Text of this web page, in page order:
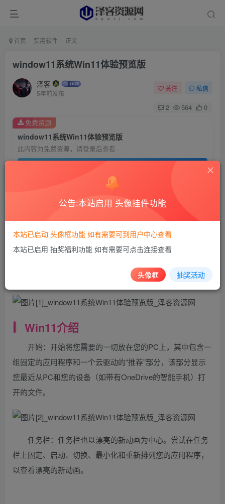
首页 实用软件 正文
window11系统Win11体验预览版
泽客
5年前发布
关注 私信
2 564 0
window11系统Win11体验预览版
此内容为免费资源，请登录后查看
免费资源
Windows11第一个测试版（Insider Preview），的版本号为
22000.51。此版本为第一个测试版，喜欢尝鲜体验的可以下
Win11介绍
开始：开始将您需要的一切放在您的PC上，其中包含一
组固定的应用程序和一个云驱动的“推荐”部分，该部分显示
您最近从PC和您的设备（如带有OneDrive的智能手机）打
开的文件。
任务栏：任务栏也以漂亮的新动画为中心。尝试在任务
栏上固定、启动、切换、最小化和重新排列您的应用程序，
以查看漂亮的新动画。
公告:本站启用 头像挂件功能
本站已启动 头像框功能 如有需要可到用户中心查看
本站已启用 抽奖福利功能 如有需要可点击连接查看
头像框 抽奖活动